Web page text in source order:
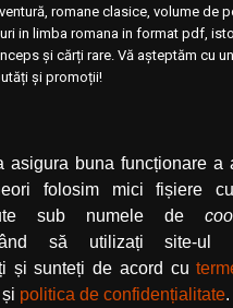
asigura buna funcționare a
folosim mici fișiere
sub numele de
să utilizați site-ul
și sunteți de acord cu
și politica de confidențialitate.
romane clasice, volume de
in limba romana in format pdf,
și cărți rare. Vă așteptăm cu
și promoții!
de email și dați click pe butonul de